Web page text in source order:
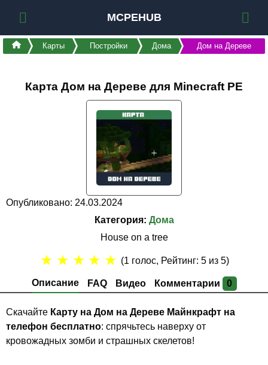
MCPEHUB
Карты Постройки Дома Дом на Дереве
Карта Дом на Дереве для Minecraft PE
Опубликовано: 24.03.2024
Категория: Дома
House on a tree
Описание FAQ Видео Комментарии 0
★ ★ ★ ★ ★ (1 голос, Рейтинг:5 из 5)
Скачайте Карту на Дом на Дереве Майнкрафт на
телефон бесплатно: спрячьтесь наверху от
кровожадных зомби и страшных скелетов!